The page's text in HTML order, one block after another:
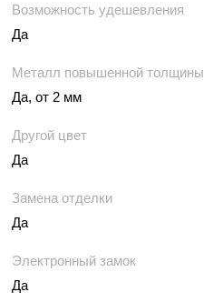
Возможность удешевления
Да
Металл повышенной толщины
Да, от 2 мм
Другой цвет
Да
Замена отделки
Да
Электронный замок
Да